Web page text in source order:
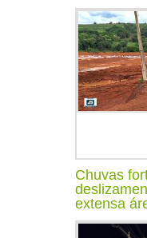
Chuvas
extensa